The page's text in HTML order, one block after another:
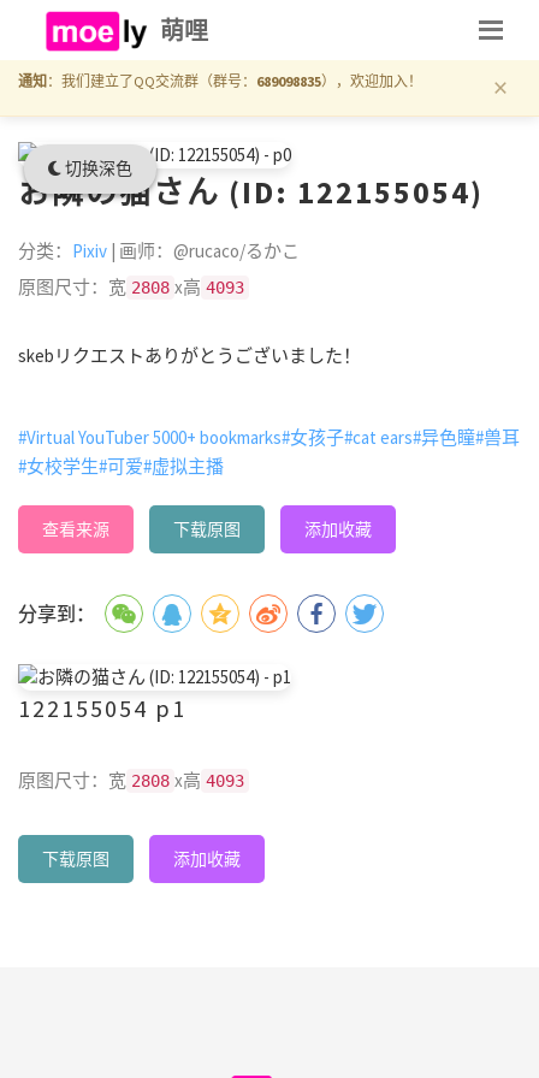
切换深色
萌哩
通知 ：我们建立了QQ交流群（群号： 689098835），欢迎加入！ ×
お隣の猫さん (ID: 122155054)
分类： Pixiv | 画师：@rucaco/るかこ
原图尺寸：宽 2808 x高 4093
skebリクエストありがとうございました！
#Virtual YouTuber 5000+ bookmarks#女孩子#cat ears#异色瞳#兽耳
#女校学生#可爱#虚拟主播
查看来源 下载原图 添加收藏
分享到：
122155054 p1
原图尺寸：宽 2808 x高 4093
下载原图 添加收藏